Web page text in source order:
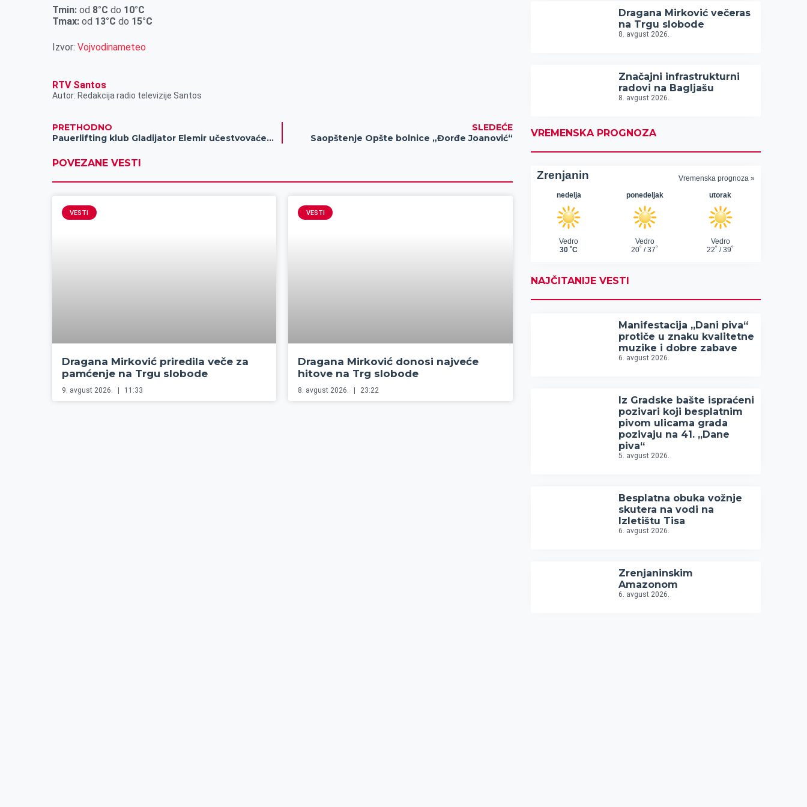
Tmin: od 8°C do 10°C
Tmax: od 13°C do 15°C
Izvor:Vojvodinameteo
RTV Santos
Autor: Redakcija radio televizije Santos
PRETHODNO
Pauerlifting klub Gladijator Elemir učestvovaće na Vojvođanskom prvenstvu
SLEDEĆE
Saopštenje Opšte bolnice „Đorđe Joanović“
POVEZANE VESTI
VESTI
Dragana Mirković priredila veče za
pamćenje na Trgu slobode
9. avgust 2026. 11:33
VESTI
Dragana Mirković donosi najveće
hitove na Trg slobode
8. avgust 2026. 23:22
Dragana Mirković večeras
na Trgu slobode
8. avgust 2026.
Značajni infrastrukturni
radovi na Bagljašu
8. avgust 2026.
VREMENSKA PROGNOZA
NAJČITANIJE VESTI
Manifestacija „Dani piva“
protiče u znaku kvalitetne
muzike i dobre zabave
6. avgust 2026.
Iz Gradske bašte ispraćeni
pozivari koji besplatnim
pivom ulicama grada
pozivaju na 41. „Dane
piva“
5. avgust 2026.
Besplatna obuka vožnje
skutera na vodi na
Izletištu Tisa
6. avgust 2026.
Zrenjaninskim
Amazonom
6. avgust 2026.